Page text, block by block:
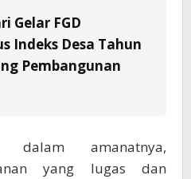
Gelar FGD
Indeks Desa Tahun
Pembangunan
dalam amanatnya,
yang lugas dan